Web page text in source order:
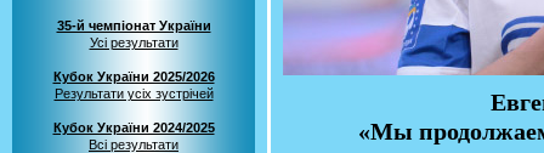
35-й чемпіонат України
Усі результати
Кубок України 2025/2026
Результати усіх зустрічей
Кубок України 2024/2025
Всі результати
«Мы